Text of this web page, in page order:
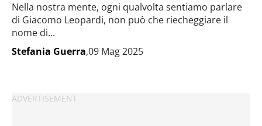
Nella nostra mente, ogni qualvolta sentiamo parlare
di Giacomo Leopardi, non può che riecheggiare il
nome di...
Stefania Guerra,09 Mag 2025